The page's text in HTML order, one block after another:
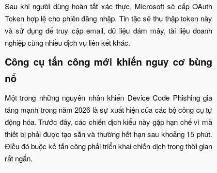
Sau khi người dùng hoàn tất xác thực, Microsoft sẽ cấp OAuth
Token hợp lệ cho phiên đăng nhập. Tin tặc sẽ thu thập token này
và sử dụng để truy cập email, dữ liệu đám mây, tài liệu doanh
nghiệp cùng nhiều dịch vụ liên kết khác.​
Công cụ tấn công mới khiến nguy cơ bùng
nổ​
Một trong những nguyên nhân khiến Device Code Phishing gia
tăng mạnh trong năm 2026 là sự xuất hiện của các bộ công cụ tự
động hóa. Trước đây, các chiến dịch kiểu này gặp hạn chế vì mã
thiết bị phải được tạo sẵn và thường hết hạn sau khoảng 15 phút.
Điều đó buộc kẻ tấn công phải triển khai chiến dịch trong thời gian
rất ngắn.